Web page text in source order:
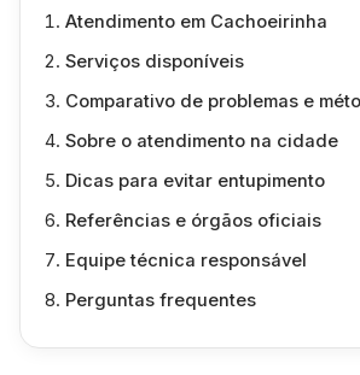
Atendimento em Cachoeirinha
Serviços disponíveis
Comparativo de problemas e
Sobre o atendimento na cidade
Dicas para evitar entupimento
Referências e órgãos oficiais
Equipe técnica responsável
Perguntas frequentes